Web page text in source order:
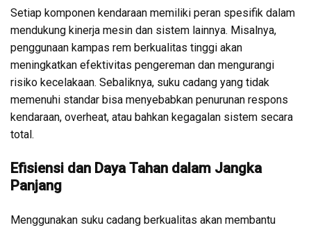
Setiap komponen kendaraan memiliki peran spesifik dalam
mendukung kinerja mesin dan sistem lainnya. Misalnya,
penggunaan kampas rem berkualitas tinggi akan
meningkatkan efektivitas pengereman dan mengurangi
risiko kecelakaan. Sebaliknya, suku cadang yang tidak
memenuhi standar bisa menyebabkan penurunan respons
kendaraan, overheat, atau bahkan kegagalan sistem secara
total.
Efisiensi dan Daya Tahan dalam Jangka
Panjang
Menggunakan suku cadang berkualitas akan membantu